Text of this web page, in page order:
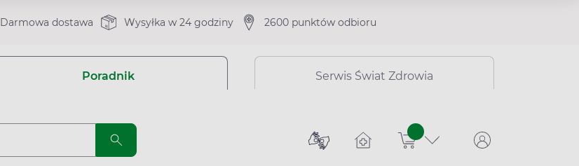
Darmowa dostawa Wysyłka w 24 godziny 2600 punktów odbioru
Poradnik Serwis Świat Zdrowia
sztuk